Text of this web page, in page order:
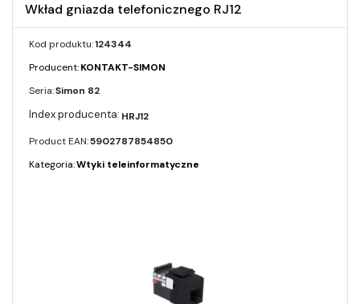
Wkład gniazda telefonicznego RJ12
Kod produktu:124344
Producent:KONTAKT-SIMON
Seria:Simon 82
HRJ12
Product EAN:5902787854850
Kategoria:Wtyki teleinformatyczne